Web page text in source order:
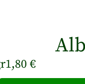
1,80 €